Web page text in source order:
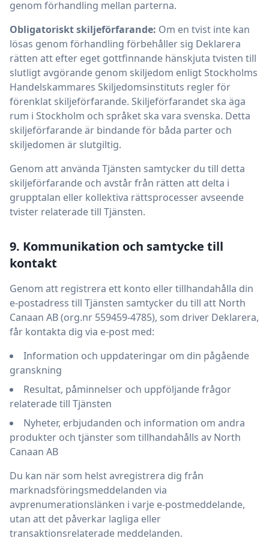
genom förhandling mellan parterna.
Obligatoriskt skiljeförfarande: Om en tvist inte kan
lösas genom förhandling förbehåller sig Deklarera
rätten att efter eget gottfinnande hänskjuta tvisten till
slutligt avgörande genom skiljedom enligt Stockholms
Handelskammares Skiljedomsinstituts regler för
förenklat skiljeförfarande. Skiljeförfarandet ska äga
rum i Stockholm och språket ska vara svenska. Detta
skiljeförfarande är bindande för båda parter och
skiljedomen är slutgiltig.
Genom att använda Tjänsten samtycker du till detta
skiljeförfarande och avstår från rätten att delta i
grupptalan eller kollektiva rättsprocesser avseende
tvister relaterade till Tjänsten.
9. Kommunikation och samtycke till
kontakt
Genom att registrera ett konto eller tillhandahålla din
e-postadress till Tjänsten samtycker du till att North
Canaan AB (org.nr 559459-4785), som driver Deklarera,
får kontakta dig via e-post med:
Information och uppdateringar om din pågående
granskning
Resultat, påminnelser och uppföljande frågor
relaterade till Tjänsten
Nyheter, erbjudanden och information om andra
produkter och tjänster som tillhandahålls av North
Canaan AB
Du kan när som helst avregistrera dig från
marknadsföringsmeddelanden via
avprenumerationslänken i varje e-postmeddelande,
utan att det påverkar lagliga eller
transaktionsrelaterade meddelanden.